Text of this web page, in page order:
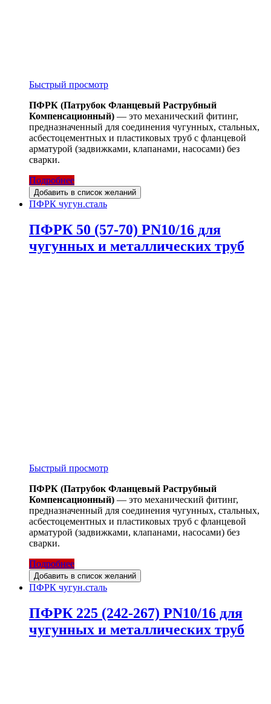
Быстрый просмотр
ПФРК (Патрубок Фланцевый Раструбный
Компенсационный) — это механический фитинг,
предназначенный для соединения чугунных, стальных,
асбестоцементных и пластиковых труб с фланцевой
арматурой (задвижками, клапанами, насосами) без
сварки.
Подробнее
Добавить в список желаний
ПФРК чугун.сталь
ПФРК 50 (57-70) PN10/16 для
чугунных и металлических труб
Быстрый просмотр
ПФРК (Патрубок Фланцевый Раструбный
Компенсационный) — это механический фитинг,
предназначенный для соединения чугунных, стальных,
асбестоцементных и пластиковых труб с фланцевой
арматурой (задвижками, клапанами, насосами) без
сварки.
Подробнее
Добавить в список желаний
ПФРК чугун.сталь
ПФРК 225 (242-267) PN10/16 для
чугунных и металлических труб